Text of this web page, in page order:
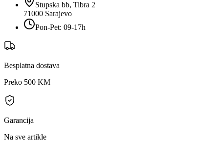
Stupska bb, Tibra 2
71000 Sarajevo
Pon-Pet: 09-17h
Besplatna dostava
Preko 500 KM
Garancija
Na sve artikle